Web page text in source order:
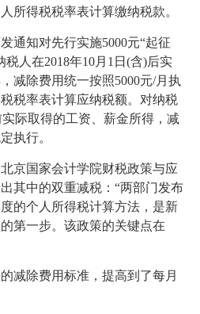
所得税税率表计算缴纳税款。
通知对先行实施5000元“起征
税人在2018年10月1日(含)后实
减除费用统一按照5000元/月执
税率表计算应纳税额。对纳税
实际取得的工资、薪金所得，减
执行。
京国家会计学院财税政策与应
其中的双重减税：“两部门发布
的个人所得税计算方法，是新
第一步。该政策的关键点在
减除费用标准，提高到了每月